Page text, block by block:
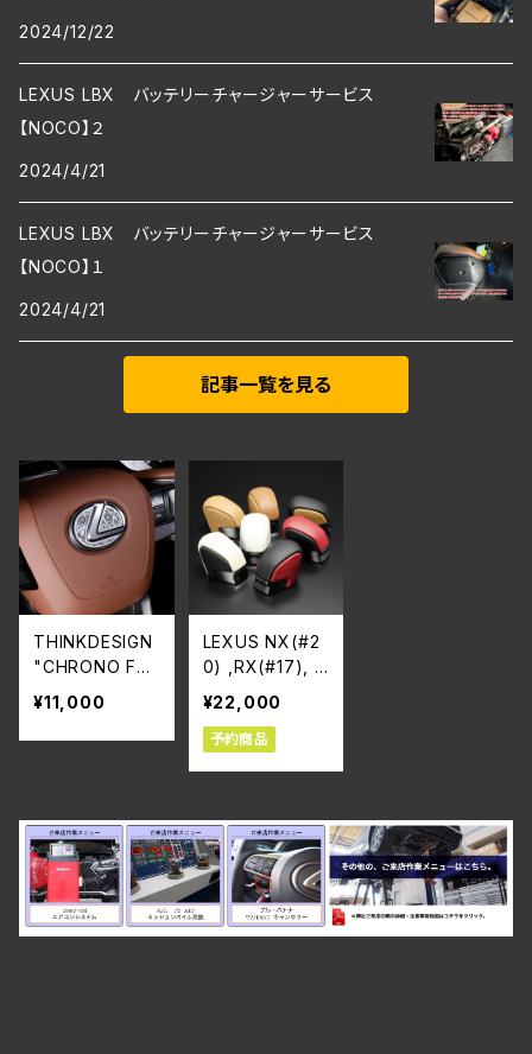
2024/12/22
LEXUS LBX バッテリーチャージャーサービス
【NOCO】２
2024/4/21
LEXUS LBX バッテリーチャージャーサービス
【NOCO】１
2024/4/21
記事一覧を見る
THINKDESIGN
"CHRONO FO
RCE" for エア
バック LEXUS L
BX/NX/RX
¥11,000
LEXUS NX(#2
0) ,RX(#17), L
BX, UX ”レザ
ーインテリア”
シフトノブ
¥22,000
予約商品